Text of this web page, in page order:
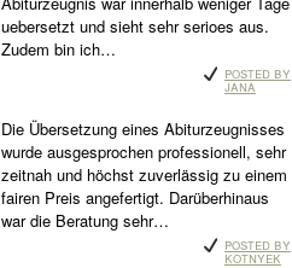
uebersetzt und sieht sehr serioes aus.
Zudem bin ich…
Posted by
Jana
Die Übersetzung eines Abiturzeugnisses
wurde ausgesprochen professionell, sehr
zeitnah und höchst zuverlässig zu einem
fairen Preis angefertigt. Darüberhinaus
war die Beratung sehr…
Posted by
Kotnyek